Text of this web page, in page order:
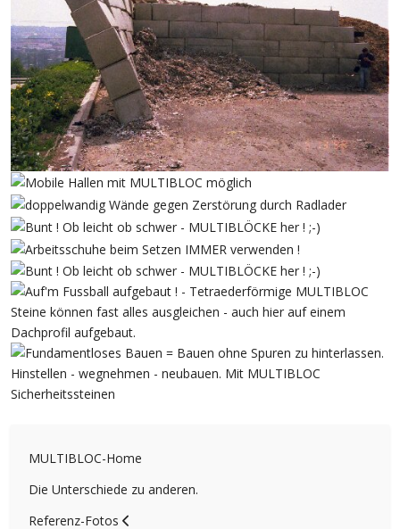
MULTIBLOC-Home
Die Unterschiede zu anderen.
Referenz-Fotos